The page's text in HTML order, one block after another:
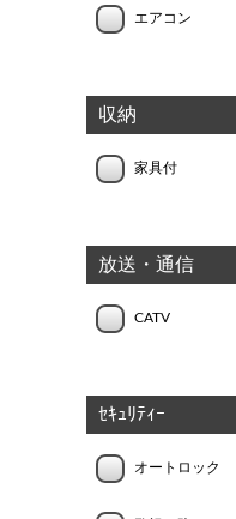
エアコン
収納
家具付
放送・通信
CATV
ｾｷｭﾘﾃｨｰ
オートロック